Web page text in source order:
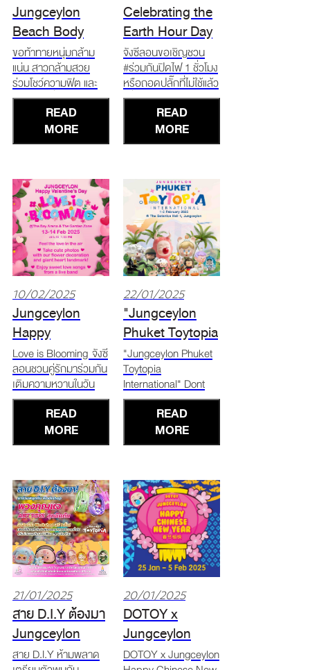
Jungceylon
Beach Body
Competition
2025
ขอท้าทายหนุ่มกล้าม
แน่น สาวกล้ามสวย
ร่วมโชว์ความฟิต และ
ความเซ็กซี่ ชิงเงินรางวัล
กว่า 100,000 บาท
พร้อมของรางวัล
มากมาย!! สนใจสมัคร
ในภูเก็ตใกล้คุณ! * บูธ
Tourist Privilege โซน
เดอะเบย์ ณ ศูนย์การค้า
จังซี
READ
MORE
Celebrating the
Earth Hour Day
จังซีลอนขอเชิญชวน
#ร่วมกันปิดไฟ 1 ชั่วโมง
หรือถอดปลั๊กที่ไม่ใช้แล้ว
เพื่อลดการใช้พลังงาน
ในโอกาส Earth Hour
2025 22 มีนาคม 2568
เวลา 20.30 น. ถึง
READ
MORE
10/02/2025
Jungceylon
Happy
Valentine's Day
2025
Love is Blooming จังซี
ลอนชวนคู่รักมาร่วมกัน
เติมความหวานในวัน
วาเลนไทน์ ใน
บรรยากาศการตกแต่ง
ที่แสนหวานของดอกไม้
และหัวใจดอกกุหลาบทั่ว
Band Phuket เติมเต็ม
ความสุขด้วยบทเพลง
รักสุดโรแมนติก 13 -
14 กุมภาพันธ์ 25
READ
MORE
22/01/2025
"Jungceylon
Phuket Toytopia
International"
"Jungceylon Phuket
Toytopia
International" Dont
Miss Out! The first-
ever International Art
Toys Festival in
Southern Thailand!
Toy artists from
Thailand and abroad,
showcasing their
latest creations. What
READ
MORE
21/01/2025
สาย D.I.Y ต้องมา
Jungceylon
Phuket Toytopia
สาย D.I.Y ห้ามพลาด
20/01/2025
DOTOY x
Jungceylon
Happy Chinese
DOTOY x Jungceylon